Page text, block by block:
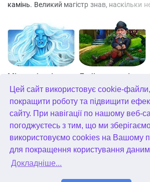
Цей сайт використовує cookie-
покращити роботу та підвищити
сайту. При навігації по нашому веб-
погоджуєтесь з тим, що ми
використовуємо cookies на Вашому
для покращення користування
Докладніше...
камінь. Великий магістр знав, наскільки
боявся Розен, сталося: знайшовся
отримати могутній камінь.
відшукуйте предмети за списком, щоб
Небесні землі. Пробудження гігантів. колекційне видання Загадки Нью-Йорка. Пробудження. колекційне видання